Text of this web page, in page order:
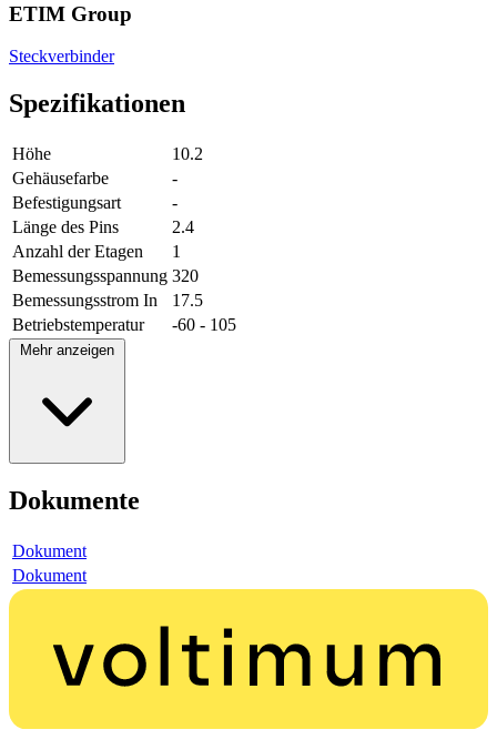
ETIM Group
Steckverbinder
Spezifikationen
Höhe
10.2
Gehäusefarbe
-
Befestigungsart
-
Länge des Pins
2.4
Anzahl der Etagen
1
Bemessungsspannung 320
Bemessungsstrom In
17.5
Betriebstemperatur
-60 - 105
Mehr anzeigen
Dokumente
Dokument
Dokument